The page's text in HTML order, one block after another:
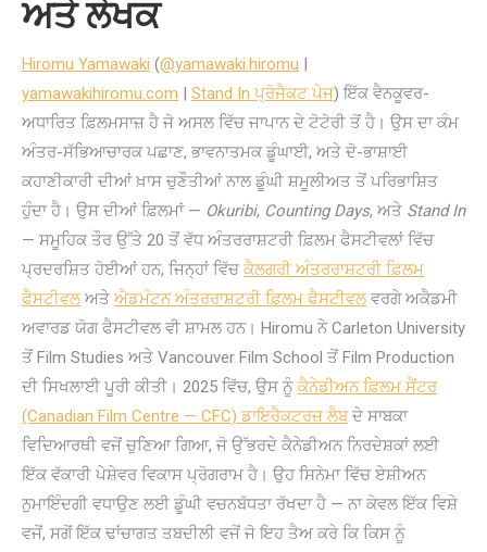
ਅਤੇ ਲੇਖਕ
Hiromu Yamawaki (@yamawaki.hiromu |
yamawakihiromu.com | Stand In ਪ੍ਰੋਜੈਕਟ ਪੇਜ) ਇੱਕ ਵੈਨਕੂਵਰ-
ਅਧਾਰਿਤ ਫ਼ਿਲਮਸਾਜ਼ ਹੈ ਜੋ ਅਸਲ ਵਿੱਚ ਜਾਪਾਨ ਦੇ ਟੋਟੋਰੀ ਤੋਂ ਹੈ। ਉਸ ਦਾ ਕੰਮ
ਅੰਤਰ-ਸੱਭਿਆਚਾਰਕ ਪਛਾਣ, ਭਾਵਨਾਤਮਕ ਡੂੰਘਾਈ, ਅਤੇ ਦੋ-ਭਾਸ਼ਾਈ
ਕਹਾਣੀਕਾਰੀ ਦੀਆਂ ਖ਼ਾਸ ਚੁਣੌਤੀਆਂ ਨਾਲ ਡੂੰਘੀ ਸ਼ਮੂਲੀਅਤ ਤੋਂ ਪਰਿਭਾਸ਼ਿਤ
ਹੁੰਦਾ ਹੈ। ਉਸ ਦੀਆਂ ਫ਼ਿਲਮਾਂ — Okuribi, Counting Days, ਅਤੇ Stand In
— ਸਮੂਹਿਕ ਤੌਰ ਉੱਤੇ 20 ਤੋਂ ਵੱਧ ਅੰਤਰਰਾਸ਼ਟਰੀ ਫ਼ਿਲਮ ਫੈਸਟੀਵਲਾਂ ਵਿੱਚ
ਪ੍ਰਦਰਸ਼ਿਤ ਹੋਈਆਂ ਹਨ, ਜਿਨ੍ਹਾਂ ਵਿੱਚਕੈਲਗਰੀ ਅੰਤਰਰਾਸ਼ਟਰੀ ਫ਼ਿਲਮ
ਫੈਸਟੀਵਲਅਤੇ ਐਡਮੰਟਨ ਅੰਤਰਰਾਸ਼ਟਰੀ ਫ਼ਿਲਮ ਫੈਸਟੀਵਲਵਰਗੇ ਅਕੈਡਮੀ
ਅਵਾਰਡ ਯੋਗ ਫੈਸਟੀਵਲ ਵੀ ਸ਼ਾਮਲ ਹਨ। Hiromu ਨੇ Carleton University
ਤੋਂ Film Studies ਅਤੇ Vancouver Film School ਤੋਂ Film Production
ਦੀ ਸਿਖਲਾਈ ਪੂਰੀ ਕੀਤੀ। 2025 ਵਿੱਚ, ਉਸ ਨੂੰ ਕੈਨੇਡੀਅਨ ਫ਼ਿਲਮ ਸੈਂਟਰ
(Canadian Film Centre — CFC) ਡਾਇਰੈਕਟਰਜ਼ ਲੈਬਦੇ ਸਾਬਕਾ
ਵਿਦਿਆਰਥੀ ਵਜੋਂ ਚੁਣਿਆ ਗਿਆ, ਜੋ ਉੱਭਰਦੇ ਕੈਨੇਡੀਅਨ ਨਿਰਦੇਸ਼ਕਾਂ ਲਈ
ਇੱਕ ਵੱਕਾਰੀ ਪੇਸ਼ੇਵਰ ਵਿਕਾਸ ਪ੍ਰੋਗਰਾਮ ਹੈ। ਉਹ ਸਿਨੇਮਾ ਵਿੱਚ ਏਸ਼ੀਅਨ
ਨੁਮਾਇੰਦਗੀ ਵਧਾਉਣ ਲਈ ਡੂੰਘੀ ਵਚਨਬੱਧਤਾ ਰੱਖਦਾ ਹੈ — ਨਾ ਕੇਵਲ ਇੱਕ ਵਿਸ਼ੇ
ਵਜੋਂ, ਸਗੋਂ ਇੱਕ ਢਾਂਚਾਗਤ ਤਬਦੀਲੀ ਵਜੋਂ ਜੋ ਇਹ ਤੈਅ ਕਰੇ ਕਿ ਕਿਸ ਨੂੰ